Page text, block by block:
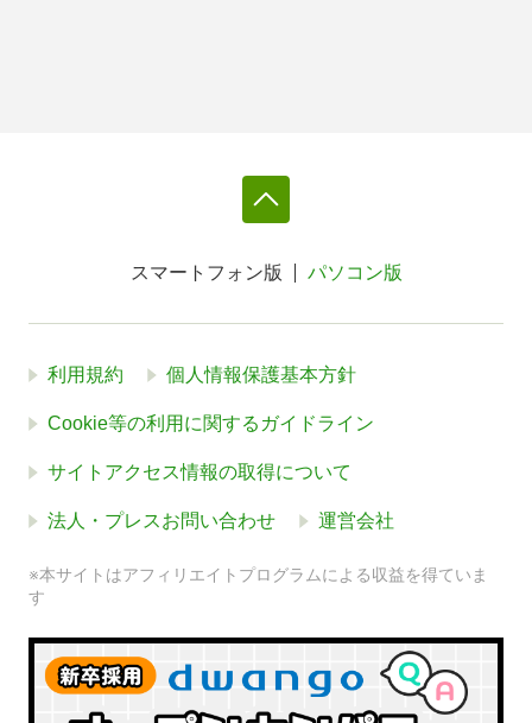
スマートフォン版 パソコン版
利用規約 個人情報保護基本方針
Cookie等の利用に関するガイドライン
サイトアクセス情報の取得について
法人・プレスお問い合わせ 運営会社
※本サイトはアフィリエイトプログラムによる収益を得ていま
す